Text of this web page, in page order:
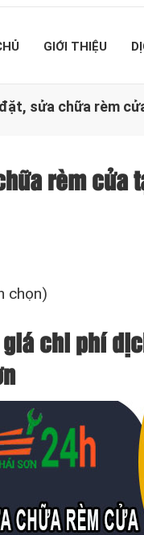
GIỚI THIỆU
sửa chữa rèm
rèm cửa
chọn)
chi phí